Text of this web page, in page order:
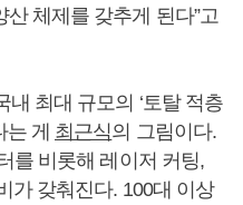
체제를 갖추게 된다”고
최대 규모의 ‘토탈 적층
는 게 최근식의 그림이다.
를 비롯해 레이저 커팅,
가 갖춰진다. 100대 이상